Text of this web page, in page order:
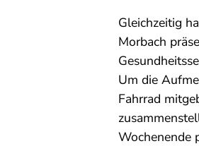
Gleichzeitig
Morbach
Um die
Fahrrad
Wochenende